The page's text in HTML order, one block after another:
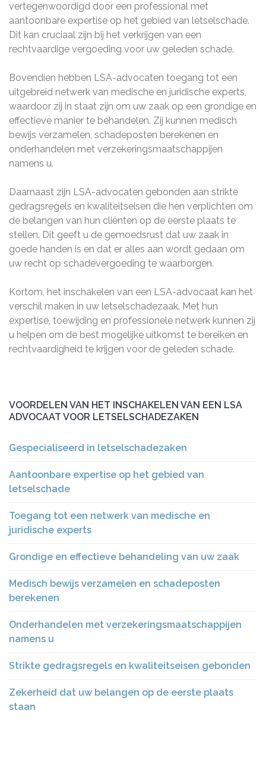
vertegenwoordigd door een professional met
aantoonbare expertise op het gebied van letselschade.
Dit kan cruciaal zijn bij het verkrijgen van een
rechtvaardige vergoeding voor uw geleden schade.
Bovendien hebben LSA-advocaten toegang tot een
uitgebreid netwerk van medische en juridische experts,
waardoor zij in staat zijn om uw zaak op een grondige en
effectieve manier te behandelen. Zij kunnen medisch
bewijs verzamelen, schadeposten berekenen en
onderhandelen met verzekeringsmaatschappijen
namens u.
Daarnaast zijn LSA-advocaten gebonden aan strikte
gedragsregels en kwaliteitseisen die hen verplichten om
de belangen van hun cliënten op de eerste plaats te
stellen. Dit geeft u de gemoedsrust dat uw zaak in
goede handen is en dat er alles aan wordt gedaan om
uw recht op schadevergoeding te waarborgen.
Kortom, het inschakelen van een LSA-advocaat kan het
verschil maken in uw letselschadezaak. Met hun
expertise, toewijding en professionele netwerk kunnen zij
u helpen om de best mogelijke uitkomst te bereiken en
rechtvaardigheid te krijgen voor de geleden schade.
VOORDELEN VAN HET INSCHAKELEN VAN EEN LSA
ADVOCAAT VOOR LETSELSCHADEZAKEN
Gespecialiseerd in letselschadezaken
Aantoonbare expertise op het gebied van
letselschade
Toegang tot een netwerk van medische en
juridische experts
Grondige en effectieve behandeling van uw zaak
Medisch bewijs verzamelen en schadeposten
berekenen
Onderhandelen met verzekeringsmaatschappijen
namens u
Strikte gedragsregels en kwaliteitseisen gebonden
Zekerheid dat uw belangen op de eerste plaats
staan